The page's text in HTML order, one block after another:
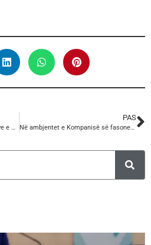
Zbatimi i Kontratës së re Kolektive e Punës, KSSH-AKPA.
PAS
Në ambjentet e Kompanisë së fasonerisë në Shkodër, u zhvillua një takim pune